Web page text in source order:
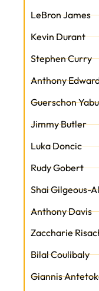
LeBron James
Kevin Durant
Stephen Curry
Anthony
Guerschon
Jimmy Butler
Luka Doncic
Rudy Gobert
Shai Gilgeous-
Anthony Davis
Zaccharie
Bilal Coulibaly
Giannis